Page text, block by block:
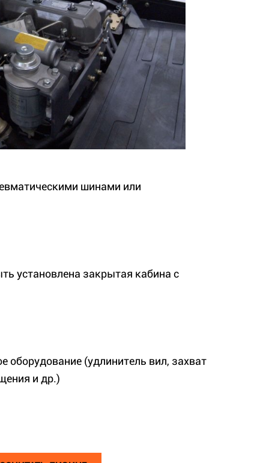
шинами или
установлена закрытая кабина с
оборудование (удлинитель вил, захват
и др.)